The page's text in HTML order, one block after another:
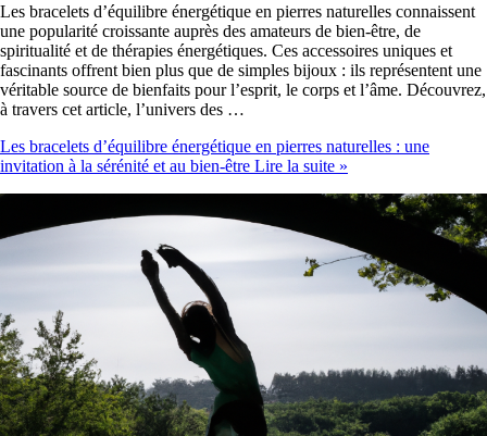
Les bracelets d’équilibre énergétique en pierres naturelles connaissent
une popularité croissante auprès des amateurs de bien-être, de
spiritualité et de thérapies énergétiques. Ces accessoires uniques et
fascinants offrent bien plus que de simples bijoux : ils représentent une
véritable source de bienfaits pour l’esprit, le corps et l’âme. Découvrez,
à travers cet article, l’univers des …
Les bracelets d’équilibre énergétique en pierres naturelles : une
invitation à la sérénité et au bien-être Lire la suite »